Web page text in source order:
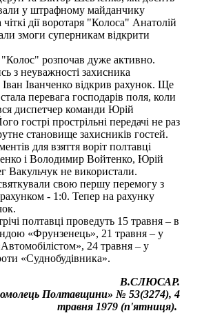
у штрафному майданчику
дії воротаря "Колоса" Анатолій
змоги суперникам відкрити
розпочав дуже активно.
з неуважності захисника
Іванченко відкрив рахунок. Ще
перевага господарів поля, коли
диспетчер команди Юрій
гострі прострільні передачі не раз
становище захисників гостей.
для взяття воріт полтавці
і Володимир Войтенко, Юрій
Вакульчук не використали.
свою першу перемогу з
- 1:0. Тепер на рахунку
полтавці проведуть 15 травня – в
«Фрунзенець», 21 травня – у
24 травня – у
«Суднобудівника».
В.СЛЮСАР.
Полтавщини» № 53(3274), 4
травня 1979 (п'ятниця).